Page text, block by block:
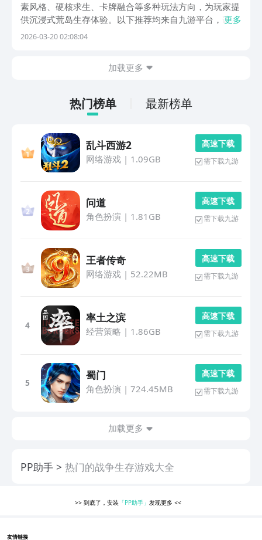
素风格、硬核求生、卡牌融合等多种玩法方向，为玩家提
供沉浸式荒岛生存体验。以下推荐均来自九游平台，该平
台以丰富的手游资源和优质福利著称，支持0元首充、5折
更多
2026-03-20 02:08:04
加载更多
热门榜单 最新榜单
乱斗西游2
网络游戏| 1.09GB
高 速 下 载
需下载九游
问道
角色扮演 | 1.81GB
高 速 下 载
需下载九游
王者传奇
网络游戏| 52.22MB
高 速 下 载
需下载九游
4
率土之滨
经营策略 | 1.86GB
高 速 下 载
需下载九游
5
蜀门
角色扮演 | 724.45MB
高 速 下 载
需下载九游
加载更多
PP助手 热门的战争生存游戏大全
>> 到底了，安装 「PP助手」 发现更多<<
友情链接